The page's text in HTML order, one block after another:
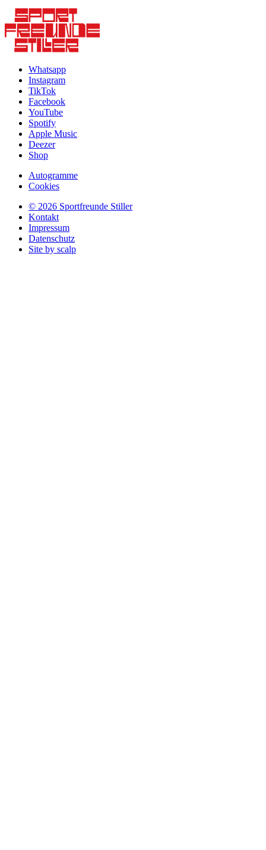
Whatsapp
Instagram
TikTok
Facebook
YouTube
Spotify
Apple Music
Deezer
Shop
Autogramme
Cookies
© 2026 Sportfreunde Stiller
Kontakt
Impressum
Datenschutz
Site by scalp